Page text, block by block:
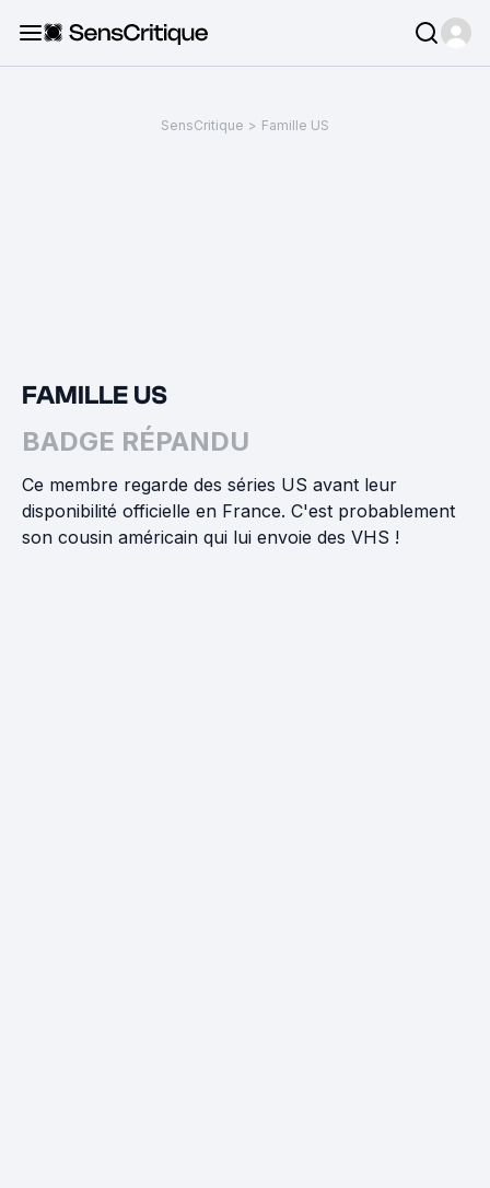
SensCritique > Famille US
FAMILLE US
BADGE RÉPANDU
Ce membre regarde des séries US avant leur
disponibilité officielle en France. C'est probablement
son cousin américain qui lui envoie des VHS !